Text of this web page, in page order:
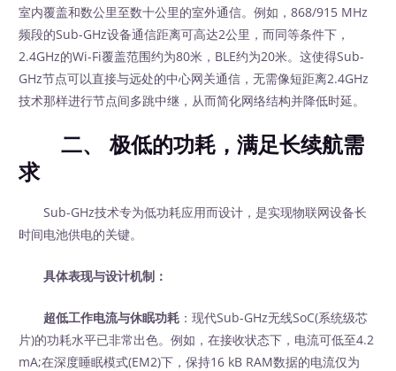
室内覆盖和数公里至数十公里的室外通信。例如，868/915 MHz
频段的Sub-GHz设备通信距离可高达2公里，而同等条件下，
2.4GHz的Wi-Fi覆盖范围约为80米，BLE约为20米。这使得Sub-
GHz节点可以直接与远处的中心网关通信，无需像短距离2.4GHz
技术那样进行节点间多跳中继，从而简化网络结构并降低时延。
二、 极低的功耗，满足长续航需
求
Sub-GHz技术专为低功耗应用而设计，是实现物联网设备长
时间电池供电的关键。
具体表现与设计机制：
超低工作电流与休眠功耗 ：现代Sub-GHz无线SoC(系统级芯
片)的功耗水平已非常出色。例如，在接收状态下，电流可低至4.2
mA;在深度睡眠模式(EM2)下，保持16 kB RAM数据的电流仅为